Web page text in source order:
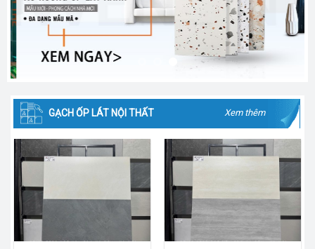
GẠCH ỐP LÁT NỘI THẤT Xem thêm